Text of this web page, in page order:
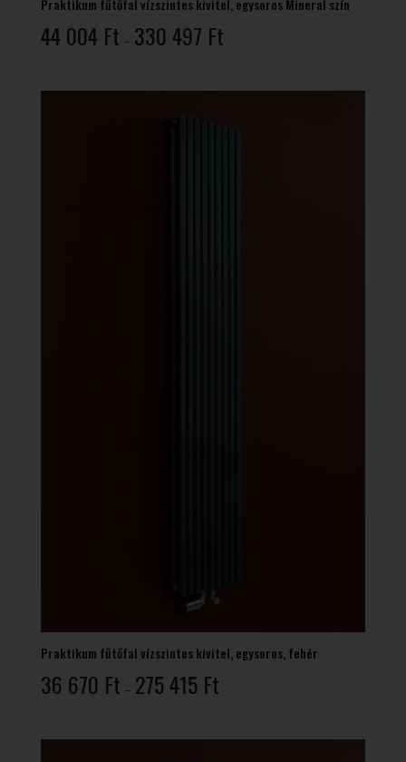
44 004 Ft – 330 497 Ft44
-
Praktikum fűtőfal vízszintes kivitel, egysoros, fehér
36 670 Ft – 275 415 Ft36
-